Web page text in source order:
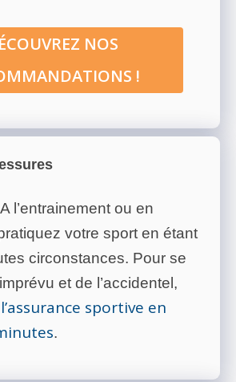
NOS
!
A l’entrainement ou en
votre sport en étant
circonstances. Pour se
et de l’accidentel,
sportive en
.